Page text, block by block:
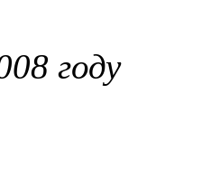
году